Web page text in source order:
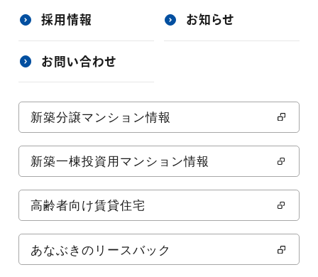
採用情報 お知らせ
お問い合わせ
新築分譲マンション情報
新築一棟投資用マンション情報
高齢者向け賃貸住宅
あなぶきのリースバック